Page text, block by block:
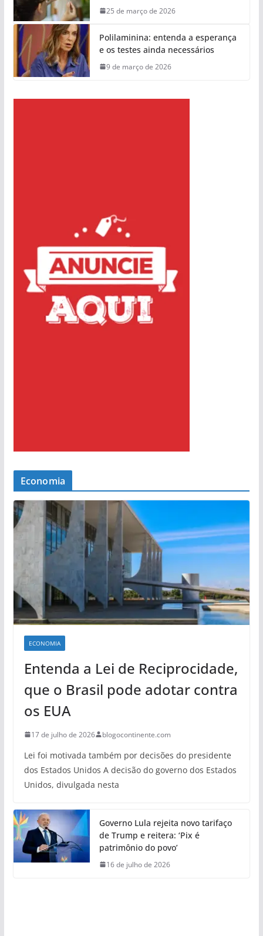
25 de março de 2026
Polilaminina: entenda a esperança
e os testes ainda necessários
9 de março de 2026
Economia
ECONOMIA
Entenda a Lei de Reciprocidade,
que o Brasil pode adotar contra
os EUA
17 de julho de 2026 blogocontinente.com
Lei foi motivada também por decisões do presidente
dos Estados Unidos A decisão do governo dos Estados
Unidos, divulgada nesta
Governo Lula rejeita novo tarifaço
de Trump e reitera: ‘Pix é
patrimônio do povo’
16 de julho de 2026